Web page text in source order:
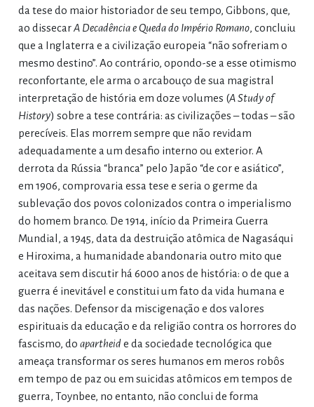
da tese do maior historiador de seu tempo, Gibbons, que,
ao dissecarA Decadência e Queda do Império Romano, concluiu
que a Inglaterra e a civilização europeia “não sofreriam o
mesmo destino”. Ao contrário, opondo-se a esse otimismo
reconfortante, ele arma o arcabouço de sua magistral
interpretação de história em doze volumes (A Study of
History) sobre a tese contrária: as civilizações – todas – são
perecíveis. Elas morrem sempre que não revidam
adequadamente a um desafio interno ou exterior. A
derrota da Rússia “branca” pelo Japão “de cor e asiático”,
em 1906, comprovaria essa tese e seria o germe da
sublevação dos povos colonizados contra o imperialismo
do homem branco. De 1914, início da Primeira Guerra
Mundial, a 1945, data da destruição atômica de Nagasáqui
e Hiroxima, a humanidade abandonaria outro mito que
aceitava sem discutir há 6000 anos de história: o de que a
guerra é inevitável e constitui um fato da vida humana e
das nações. Defensor da miscigenação e dos valores
espirituais da educação e da religião contra os horrores do
fascismo, do apartheide da sociedade tecnológica que
ameaça transformar os seres humanos em meros robôs
em tempo de paz ou em suicidas atômicos em tempos de
guerra, Toynbee, no entanto, não conclui de forma